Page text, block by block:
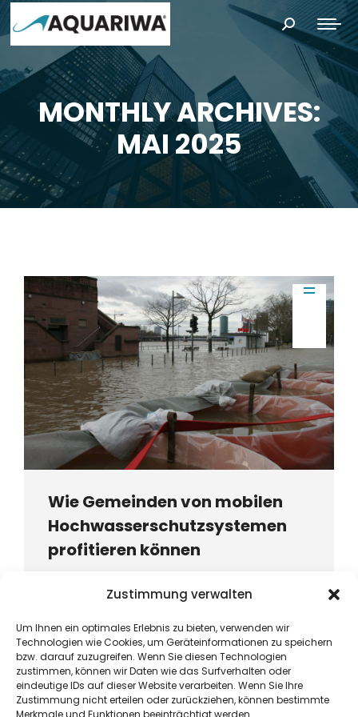
Zustimmung verwalten
Um Ihnen ein optimales Erlebnis zu bieten, verwenden wir
Technologien wie Cookies, um Geräteinformationen zu speichern
bzw. darauf zuzugreifen. Wenn Sie diesen Technologien
zustimmen, können wir Daten wie das Surfverhalten oder
eindeutige IDs auf dieser Website verarbeiten. Wenn Sie Ihre
Zustimmung nicht erteilen oder zurückziehen, können bestimmte
Merkmale und Funktionen beeinträchtigt werden.
Search:
MONTHLY ARCHIVES:
MAI 2025
You are here:
Wie Gemeinden von mobilen
Hochwasserschutzsystemen
profitieren können
immer häufiger auftretender
der dringenden Herausforderung, ihre
Bevölkerung und Infrastruktur effektiv…
Read more